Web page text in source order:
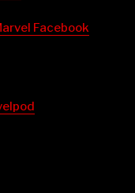
Facebook